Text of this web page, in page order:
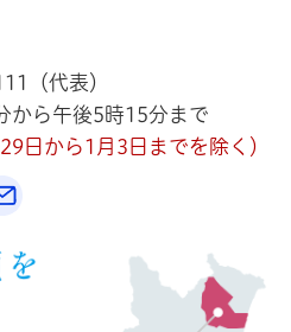
（代表）
から午後5時15分まで
日から1月3日までを除く）
式LINE
萩市YouTube公式チャンネル